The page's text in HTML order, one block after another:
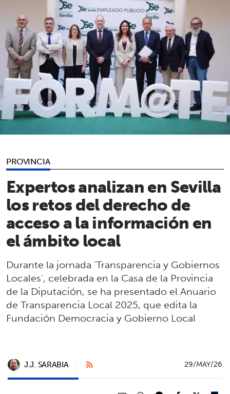
PROVINCIA
Expertos analizan en Sevilla
los retos del derecho de
acceso a la información en
el ámbito local
Durante la jornada ‘Transparencia y Gobiernos
Locales’, celebrada en la Casa de la Provincia
de la Diputación, se ha presentado el Anuario
de Transparencia Local 2025, que edita la
Fundación Democracia y Gobierno Local
J.J. SARABIA 29/MAY/26